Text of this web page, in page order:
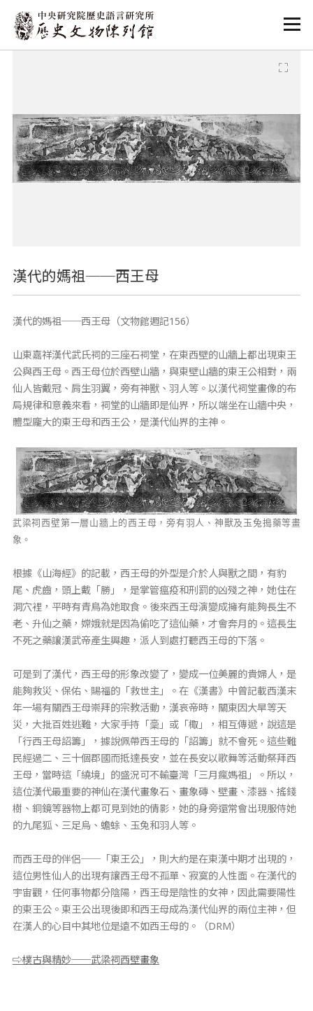
:::
:::
漢代的媽祖──西王母
漢代的媽祖──西王母（文物館週記156）
山東嘉祥漢代武氏祠的三座石祠堂，在東西壁的山牆上都出現東王
公與西王母。西王母位於西壁山牆，與東壁山牆的東王公相對，兩
仙人皆戴冠、肩生羽翼，旁有神獸、羽人等。以漢代祠堂畫像的布
局規律和意義來看，祠堂的山牆即是仙界，所以端坐在山牆中央，
體型龐大的東王母和西王公，是漢代仙界的主神。
武梁祠西壁第一層山牆上的西王母，旁有羽人、神獸及玉兔搗藥等畫
象。
根據《山海經》的記載，西王母的外型是介於人與獸之間，有豹
尾、虎齒，頭上戴「勝」，是掌管瘟疫和刑罰的凶殘之神，她住在
洞穴裡，平時有青鳥為她取食。後來西王母演變成擁有能夠長生不
老、升仙之藥，嫦娥就是因為偷吃了這仙藥，才會奔月的。這長生
不死之藥讓漢武帝產生興趣，派人到處打聽西王母的下落。
可是到了漢代，西王母的形象改變了，變成一位美麗的貴婦人，是
能夠救災、保佑、賜福的「救世主」。在《漢書》中曾記載西漢末
年一場有關西王母崇拜的宗教活動，漢哀帝時，關東因大旱等天
災，大批百姓逃難，大家手持「稾」或「棷」，相互傳遞，說這是
「行西王母詔籌」，據說佩帶西王母的「詔籌」就不會死。這些難
民經過二、三十個郡國而抵達長安，並在長安以歌舞等活動祭拜西
王母，當時這「繞境」的盛況可不輸臺灣「三月瘋媽祖」。所以，
這位漢代最重要的神仙在漢代畫象石、畫象磚、壁畫、漆器、搖錢
樹、銅鏡等器物上都可見到她的倩影，她的身旁還常會出現服侍她
的九尾狐、三足烏、蟾蜍、玉兔和羽人等。
而西王母的伴侶──「東王公」，則大約是在東漢中期才出現的，
這位男性仙人的出現有讓西王母不孤單、寂寞的人性面。在漢代的
宇宙觀，任何事物都分陰陽，西王母是陰性的女神，因此需要陽性
的東王公。東王公出現後即和西王母成為漢代仙界的兩位主神，但
在漢人的心目中其地位是遠不如西王母的。（DRM）
⇨樸古與精妙──武梁祠西壁畫象